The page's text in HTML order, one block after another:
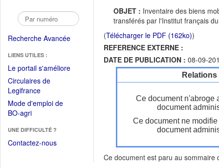
Recherche Avancée
LIENS UTILES :
Le portail s'améliore(Fichier
Circulaires de
Legifrance(Ouvrir
dans
une
fenêtre)
Mode d'emploi de
BO-agri(Ouvrir
une
nouvelle
UNE DIFFICULTÉ ?
Contactez-nous
OBJET : Inventaire des biens
transférés par l'Institut français
(Télécharger le PDF (162ko))
REFERENCE EXTERNE :
DATE DE PUBLICATION : 08-09-
Ce document n'abroge
document
Ce document ne
document
Ce document est paru au sommaire